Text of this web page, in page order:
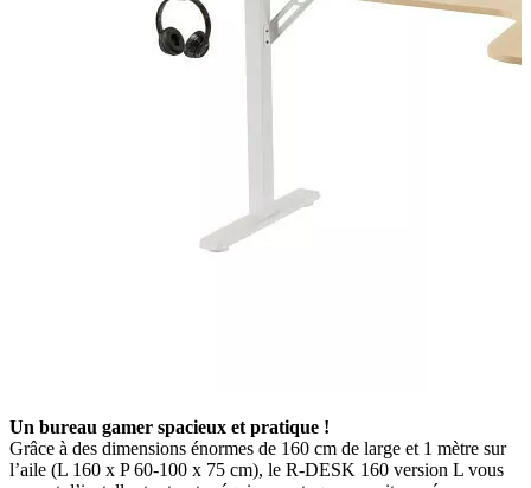
Un bureau gamer spacieux et pratique !
Grâce à des dimensions énormes de 160 cm de large et 1 mètre sur
l’aile (L 160 x P 60-100 x 75 cm), le R-DESK 160 version L vous